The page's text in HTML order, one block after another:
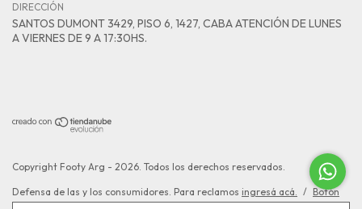
DIRECCIÓN
SANTOS DUMONT 3429, PISO 6, 1427, CABA ATENCIÓN DE LUNES
A VIERNES DE 9 A 17:30HS.
Copyright Footy Arg - 2026. Todos los derechos reservados.
Defensa de las y los consumidores. Para reclamos ingresá acá. / Botón
de arrepentimiento